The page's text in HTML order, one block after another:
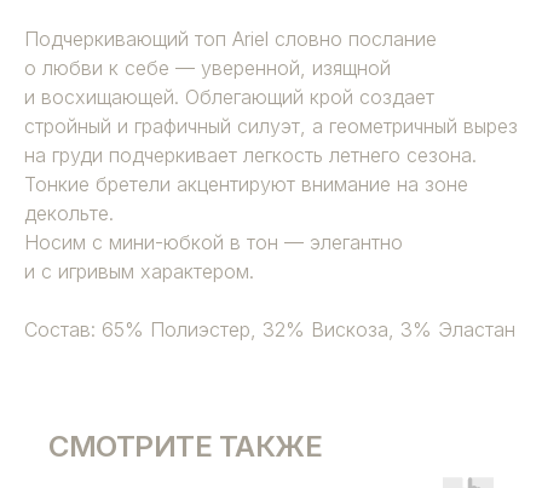
Подчеркивающий топ Ariel словно послание
о любви к себе — уверенной, изящной
и восхищающей. Облегающий крой создает
стройный и графичный силуэт, а геометричный вырез
на груди подчеркивает легкость летнего сезона.
Тонкие бретели акцентируют внимание на зоне
декольте.
Носим с мини-юбкой в тон — элегантно
и с игривым характером.
Состав: 65% Полиэстер, 32% Вискоза, 3% Эластан
СМОТРИТЕ ТАКЖЕ